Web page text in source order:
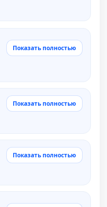
Показать полностью
Показать полностью
Показать полностью